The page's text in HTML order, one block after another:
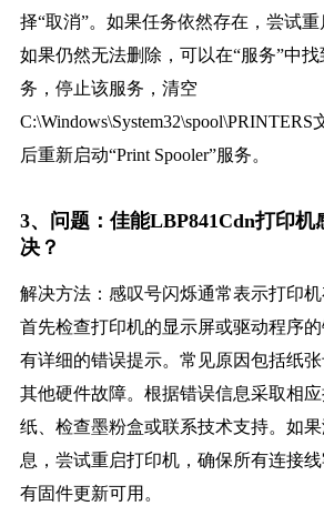
择“取消”。如果任务依然存在，尝试重
如果仍然无法删除，可以在“服务”中找
务，停止该服务，清空
后重新启动“Print Spooler”服务。
3、问题：佳能LBP841Cdn打印机
决？
解决方法：感叹号闪烁通常表示打印机
首先检查打印机的显示屏或驱动程序
有详细的错误提示。常见原因包括纸
其他硬件故障。根据错误信息采取相
纸、检查墨粉盒或联系技术支持。如
息，尝试重启打印机，确保所有连接
有固件更新可用。